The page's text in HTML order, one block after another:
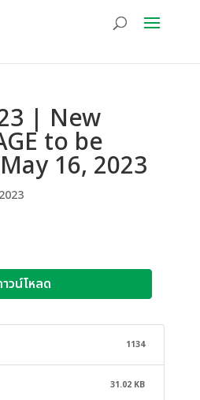
| New
to be
16, 2023
วน์โหลด
1134
31.02 KB